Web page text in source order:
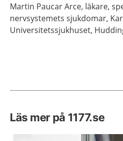
Martin Paucar Arce, läkare,
nervsystemets sjukdomar,
Universitetssjukhuset,
Läs mer på 1177.se